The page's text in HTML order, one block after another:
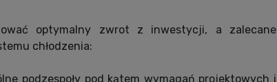
optymalny zwrot z inwestycji, a zalecane
chłodzenia:
podzespoły pod kątem wymagań projektowych i